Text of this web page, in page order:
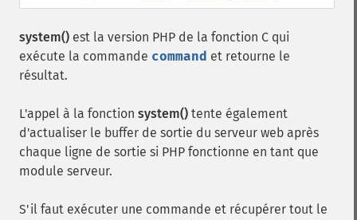
system() est la version PHP de la fonction C qui
exécute la commande command et retourne le
résultat.
L'appel à la fonction system() tente également
d'actualiser le buffer de sortie du serveur web après
chaque ligne de sortie si PHP fonctionne en tant que
module serveur.
S'il faut exécuter une commande et récupérer tout le